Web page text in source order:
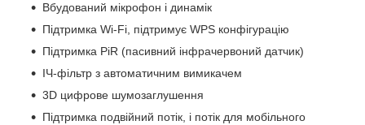
Вбудований мікрофон і динамік
Підтримка Wi-Fi, підтримує WPS конфігурацію
Підтримка PiR (пасивний інфрачервоний датчик)
ІЧ-фільтр з автоматичним вимикачем
3D цифрове шумозаглушення
Підтримка подвійний потік, і потік для мобільного